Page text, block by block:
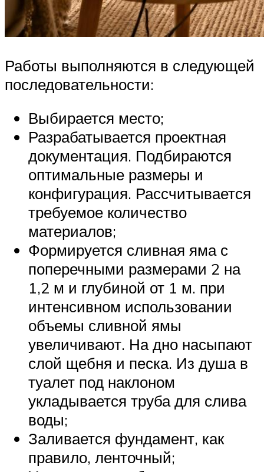
Работы выполняются в следующей
последовательности:
Выбирается место;
Разрабатывается проектная
документация. Подбираются
оптимальные размеры и
конфигурация. Рассчитывается
требуемое количество
материалов;
Формируется сливная яма с
поперечными размерами 2 на
1,2 м и глубиной от 1 м. при
интенсивном использовании
объемы сливной ямы
увеличивают. На дно насыпают
слой щебня и песка. Из душа в
туалет под наклоном
укладывается труба для слива
воды;
Заливается фундамент, как
правило, ленточный;